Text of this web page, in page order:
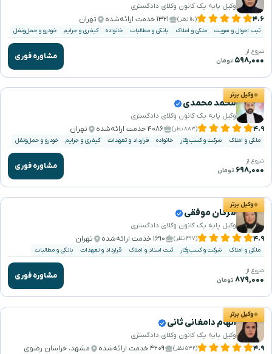
وکیل پایه یک کانون وکلای دادگستری
۴.۶ (۱۱۰ نظر) ۱۳۲۱ خدمت ارائه‌شده تهران
ثبت احوال و هویت ملکی و املاک بانکی و مطالبات خانواده کیفری و جرایم خودرو و حمل‌ونقل
شروع از
۵۹۸,۰۰۰ تومان مشاوره فوری
وکیل برتر
محمد محمدی
وکیل پایه یک کانون وکلای دادگستری
۴.۹ (۸۸۳ نظر) ۴۰۸۶ خدمت ارائه‌شده تهران
ملکی و املاک شرکت و کسب‌وکار خانواده قرارداد و تعهدات کیفری و جرایم خودرو و حمل‌ونقل
شروع از
۶۹۸,۰۰۰ تومان مشاوره فوری
وکیل برتر
مژگان موفقی
وکیل پایه یک کانون وکلای دادگستری
۴.۹ (۴۹۷ نظر) ۱۶۹۰ خدمت ارائه‌شده تهران
ملکی و املاک شرکت و کسب‌وکار ثبت اسناد و املاک قرارداد و تعهدات بانکی و مطالبات
شروع از
۸۷۹,۰۰۰ تومان مشاوره فوری
وکیل برتر
الهام دامغانی ثانی
وکیل پایه یک کانون وکلای دادگستری
۴.۹ (۵۳۲ نظر) ۴۲۰۹ خدمت ارائه‌شده مشهد، خراسان رضوی